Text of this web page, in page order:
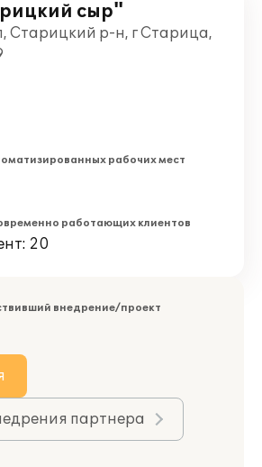
сыр"
Старицкий р-н, г Старица,
рабочих мест
работающих клиентов
20
внедрение/проект
партнера